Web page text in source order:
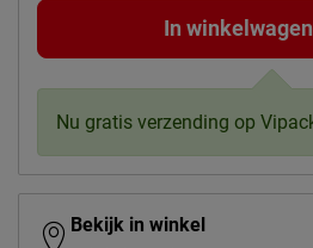
In winkelwagen
Nu gratis verzending op
Bekijk in winkel